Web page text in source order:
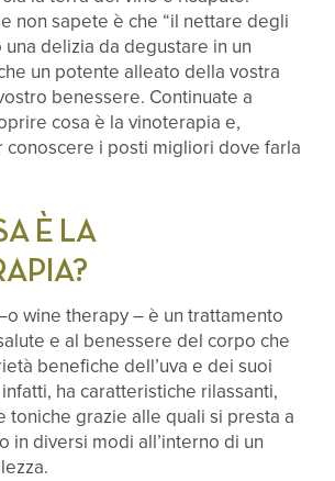
non sapete è che “il nettare degli
una delizia da degustare in un
un potente alleato della vostra
benessere. Continuate a
cosa è la vinoterapia e,
conoscere i posti migliori dove farla
È LA
wine therapy – è un trattamento
e al benessere del corpo che
benefiche dell’uva e dei suoi
ha caratteristiche rilassanti,
toniche grazie alle quali si presta a
in diversi modi all’interno di un